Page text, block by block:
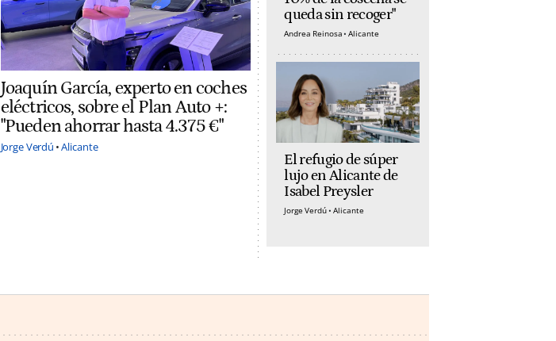
Joaquín García, experto en coches
eléctricos, sobre el Plan Auto +:
"Pueden ahorrar hasta 4.375 €"
Jorge Verdú Alicante
queda sin recoger"
Andrea Reinosa Alicante
El refugio de súper
lujo en Alicante de
Isabel Preysler
Jorge Verdú Alicante